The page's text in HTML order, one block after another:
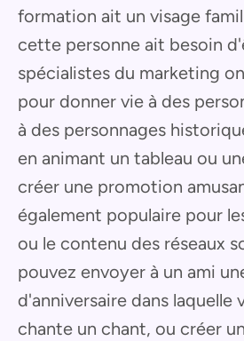
formation ait un visage
cette personne ait besoin
spécialistes du marketing
pour donner vie à des
à des personnages
en animant un tableau ou
créer une promotion
également populaire pour
ou le contenu des réseaux
pouvez envoyer à un ami
d'anniversaire dans laquelle
chante un chant, ou créer